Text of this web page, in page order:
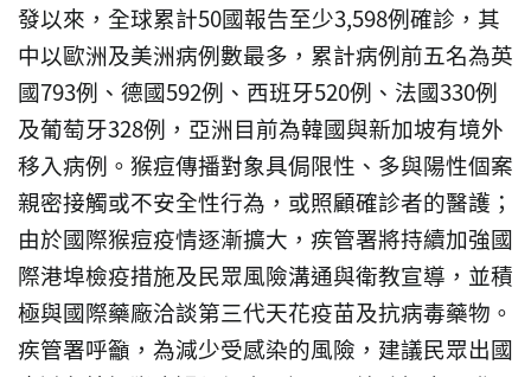
發以來，全球累計50國報告至少3,598例確診，其
中以歐洲及美洲病例數最多，累計病例前五名為英
國793例、德國592例、西班牙520例、法國330例
及葡萄牙328例，亞洲目前為韓國與新加坡有境外
移入病例。猴痘傳播對象具侷限性、多與陽性個案
親密接觸或不安全性行為，或照顧確診者的醫護；
由於國際猴痘疫情逐漸擴大，疾管署將持續加強國
際港埠檢疫措施及民眾風險溝通與衛教宣導，並積
極與國際藥廠洽談第三代天花疫苗及抗病毒藥物。
疾管署呼籲，為減少受感染的風險，建議民眾出國